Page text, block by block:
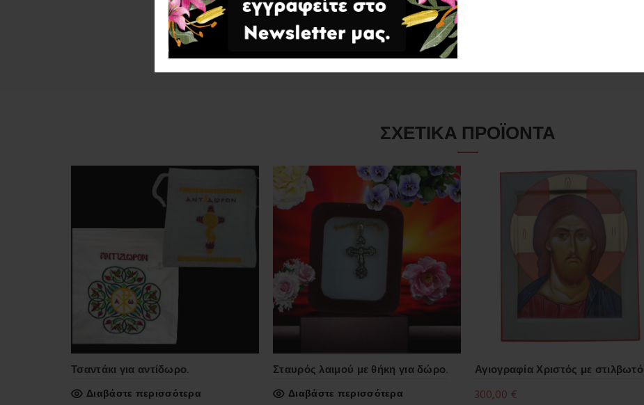
ΣΧΕΤΙΚΆ ΠΡΟΪΌΝΤΑ
Τσαντάκι για αντίδωρο.
Διαβάστε περισσότερα
Σταυρός λαιμού με θήκη για δώρο.
Διαβάστε περισσότερα
Αγιογραφία Χριστός με στιλβωτό
300,00 €